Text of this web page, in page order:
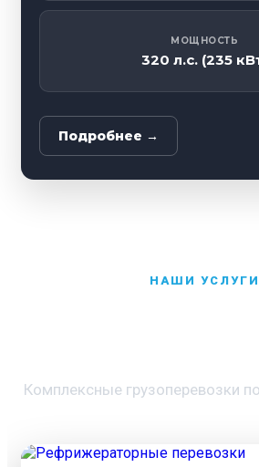
МОЩНОСТЬ
320 л.с. (235
Подробнее →
НАШИ УСЛУГИ
Комплексные грузоперевозки